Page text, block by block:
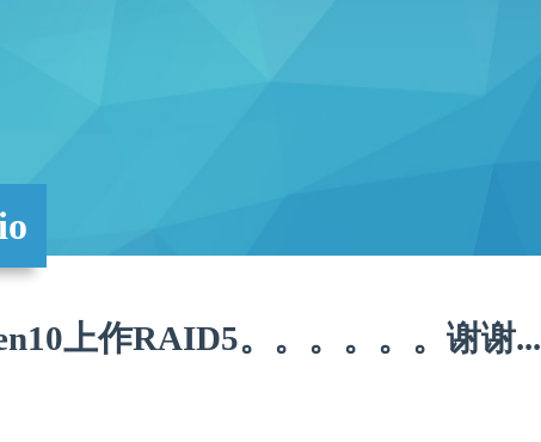
上作RAID5。。。。。。谢谢...